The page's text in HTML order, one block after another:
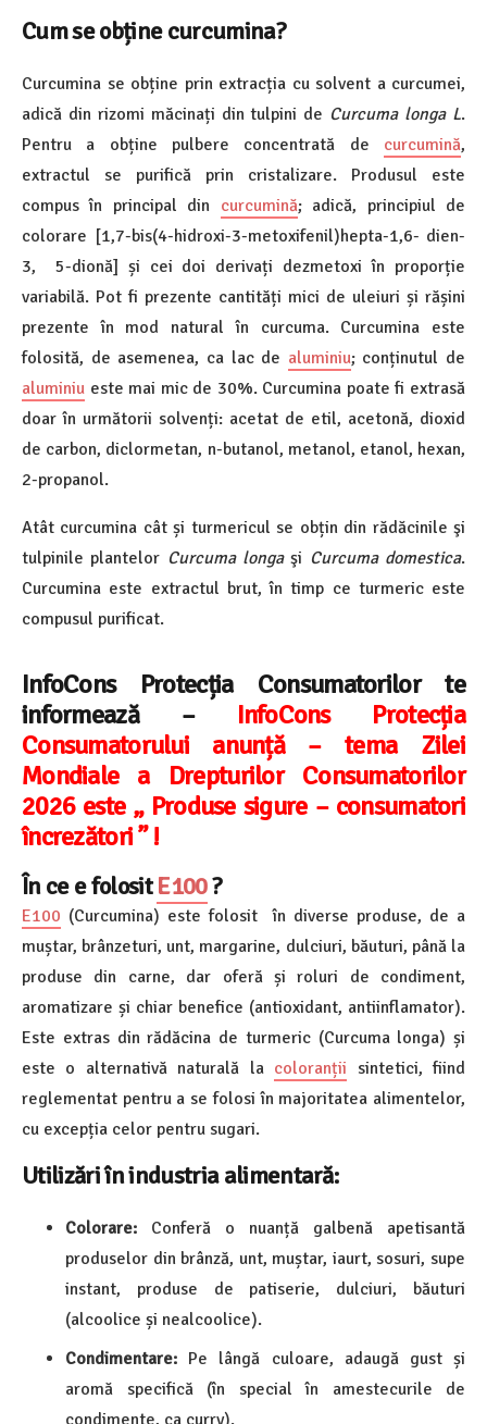
Cum se obține curcumina?
Curcumina se obține prin extracția cu solvent a curcumei,
adică din rizomi măcinați din tulpini de Curcuma longa L.
Pentru a obține pulbere concentrată de curcumină,
extractul se purifică prin cristalizare. Produsul este
compus în principal din curcumină; adică, principiul de
colorare [1,7-bis(4-hidroxi-3-metoxifenil)hepta-1,6- dien-
3, 5-dionă] și cei doi derivați dezmetoxi în proporție
variabilă. Pot fi prezente cantități mici de uleiuri și rășini
prezente în mod natural în curcuma. Curcumina este
folosită, de asemenea, ca lac de aluminiu; conținutul de
aluminiu este mai mic de 30%. Curcumina poate fi extrasă
doar în următorii solvenți: acetat de etil, acetonă, dioxid
de carbon, diclormetan, n-butanol, metanol, etanol, hexan,
2-propanol.
Atât curcumina cât și turmericul se obțin din rădăcinile şi
tulpinile plantelor Curcuma longa şi Curcuma domestica.
Curcumina este extractul brut, în timp ce turmeric este
compusul purificat.
InfoCons Protecția Consumatorilor te
informează –
InfoCons Protecția
Consumatorului anunță – tema Zilei
Mondiale a Drepturilor Consumatorilor
2026 este „ Produse sigure – consumatori
încrezători ” !
În ce e folositE100?
E100 (Curcumina) este folosit în diverse produse, de a
muștar, brânzeturi, unt, margarine, dulciuri, băuturi, până la
produse din carne, dar oferă și roluri de condiment,
aromatizare și chiar benefice (antioxidant, antiinflamator).
Este extras din rădăcina de turmeric (Curcuma longa) și
este o alternativă naturală la coloranții sintetici, fiind
reglementat pentru a se folosi în majoritatea alimentelor,
cu excepția celor pentru sugari.
Utilizări în industria alimentară:
Colorare:
Conferă o nuanță galbenă apetisantă
produselor din brânză, unt, muștar, iaurt, sosuri, supe
instant, produse de patiserie, dulciuri, băuturi
(alcoolice și nealcoolice).
Condimentare: Pe lângă culoare, adaugă gust și
aromă specifică (în special în amestecurile de
condimente, ca curry).